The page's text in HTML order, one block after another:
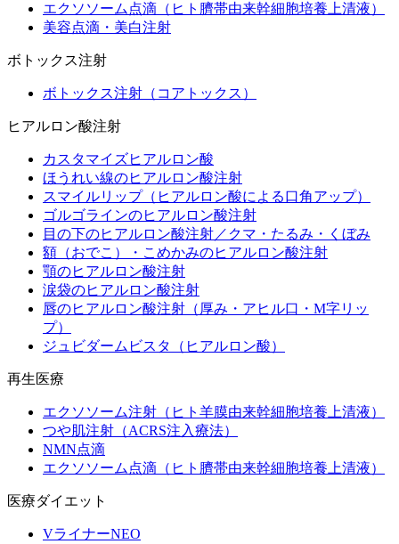
エクソソーム点滴（ヒト臍帯由来幹細胞培養上清液）
美容点滴・美白注射
ボトックス注射
ボトックス注射（コアトックス）
ヒアルロン酸注射
カスタマイズヒアルロン酸
ほうれい線のヒアルロン酸注射
スマイルリップ（ヒアルロン酸による口角アップ）
ゴルゴラインのヒアルロン酸注射
目の下のヒアルロン酸注射／クマ・たるみ・くぼみ
額（おでこ）・こめかみのヒアルロン酸注射
顎のヒアルロン酸注射
涙袋のヒアルロン酸注射
唇のヒアルロン酸注射（厚み・アヒル口・M字リッ
プ）
ジュビダームビスタ（ヒアルロン酸）
再生医療
エクソソーム注射（ヒト羊膜由来幹細胞培養上清液）
つや肌注射（ACRS注入療法）
NMN点滴
エクソソーム点滴（ヒト臍帯由来幹細胞培養上清液）
医療ダイエット
VライナーNEO